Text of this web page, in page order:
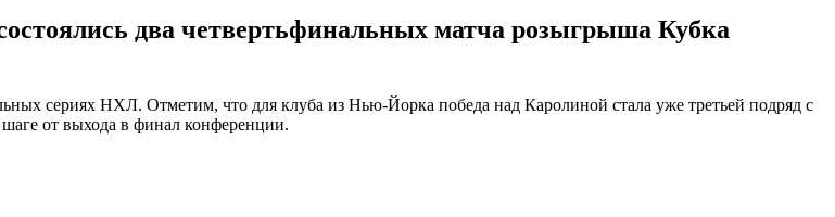
два четвертьфинальных матча розыгрыша Кубка
сериях НХЛ. Отметим, что для клуба из Нью-Йорка победа над Каролиной стала уже третьей подряд с
шаге от выхода в финал конференции.